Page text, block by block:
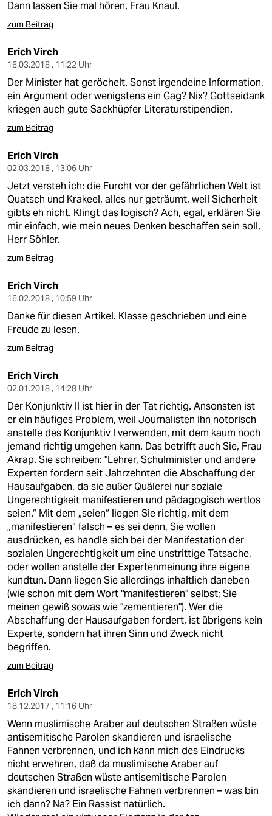
Dann lassen Sie mal hören, Frau Knaul.
zum Beitrag
Erich Virch
16.03.2018 , 11:22 Uhr
Der Minister hat geröchelt. Sonst irgendeine Information,
ein Argument oder wenigstens ein Gag? Nix? Gottseidank
kriegen auch gute Sackhüpfer Literaturstipendien.
zum Beitrag
Erich Virch
02.03.2018 , 13:06 Uhr
Jetzt versteh ich: die Furcht vor der gefährlichen Welt ist
Quatsch und Krakeel, alles nur geträumt, weil Sicherheit
gibts eh nicht. Klingt das logisch? Ach, egal, erklären Sie
mir einfach, wie mein neues Denken beschaffen sein soll,
Herr Söhler.
zum Beitrag
Erich Virch
16.02.2018 , 10:59 Uhr
Danke für diesen Artikel. Klasse geschrieben und eine
Freude zu lesen.
zum Beitrag
Erich Virch
02.01.2018 , 14:28 Uhr
Der Konjunktiv II ist hier in der Tat richtig. Ansonsten ist
er ein häufiges Problem, weil Journalisten ihn notorisch
anstelle des Konjunktiv I verwenden, mit dem kaum noch
jemand richtig umgehen kann. Das betrifft auch Sie, Frau
Akrap. Sie schreiben: "Lehrer, Schulminister und andere
Experten fordern seit Jahrzehnten die Abschaffung der
Hausaufgaben, da sie außer Quälerei nur soziale
Ungerechtigkeit manifestieren und pädagogisch wertlos
seien.“ Mit dem „seien“ liegen Sie richtig, mit dem
„manifestieren“ falsch – es sei denn, Sie wollen
ausdrücken, es handle sich bei der Manifestation der
sozialen Ungerechtigkeit um eine unstrittige Tatsache,
oder wollen anstelle der Expertenmeinung ihre eigene
kundtun. Dann liegen Sie allerdings inhaltlich daneben
(wie schon mit dem Wort "manifestieren" selbst; Sie
meinen gewiß sowas wie "zementieren"). Wer die
Abschaffung der Hausaufgaben fordert, ist übrigens kein
Experte, sondern hat ihren Sinn und Zweck nicht
begriffen.
zum Beitrag
Erich Virch
18.12.2017 , 11:16 Uhr
Wenn muslimische Araber auf deutschen Straßen wüste
antisemitische Parolen skandieren und israelische
Fahnen verbrennen, und ich kann mich des Eindrucks
nicht erwehren, daß da muslimische Araber auf
deutschen Straßen wüste antisemitische Parolen
skandieren und israelische Fahnen verbrennen – was bin
ich dann? Na? Ein Rassist natürlich.